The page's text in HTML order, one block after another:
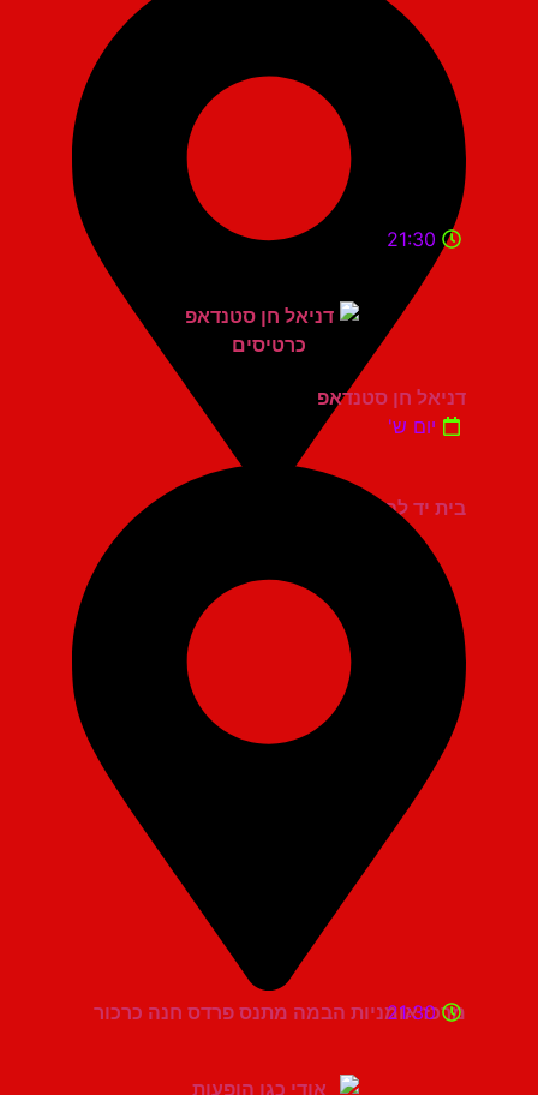
בית יד לבנים אשדוד
21:30
דניאל חן סטנדאפ
יום ש'
מרכז אומניות הבמה מתנס פרדס חנה כרכור
21:30